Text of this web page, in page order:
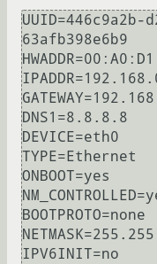
63afb398e6b9
DNS1=8.8.8.8
DEVICE=eth0
TYPE=Ethernet
ONBOOT=yes
BOOTPROTO=none
IPV6INIT=no